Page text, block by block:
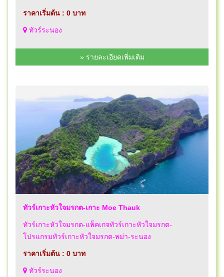
ราคาเริ่มต้น : 0 บาท
ทัวร์ระนอง
» รายละเอียดเพิ่มเติม
ทัวร์เกาะหัวใจมรกต-เกาะ Moe Thauk
ทัวร์เกาะหัวใจมรกต-แพ็คเกจทัวร์เกาะหัวใจมรกต-
โปรแกรมทัวร์เกาะหัวใจมรกต-พม่า-ระนอง
ราคาเริ่มต้น : 0 บาท
ทัวร์ระนอง